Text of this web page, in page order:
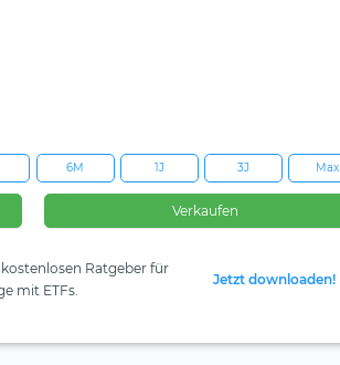
6M 1J 3J Max
Verkaufen
Ratgeber für
mit ETFs.
Jetzt downloaden!